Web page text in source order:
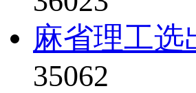
麻省理工选
35062